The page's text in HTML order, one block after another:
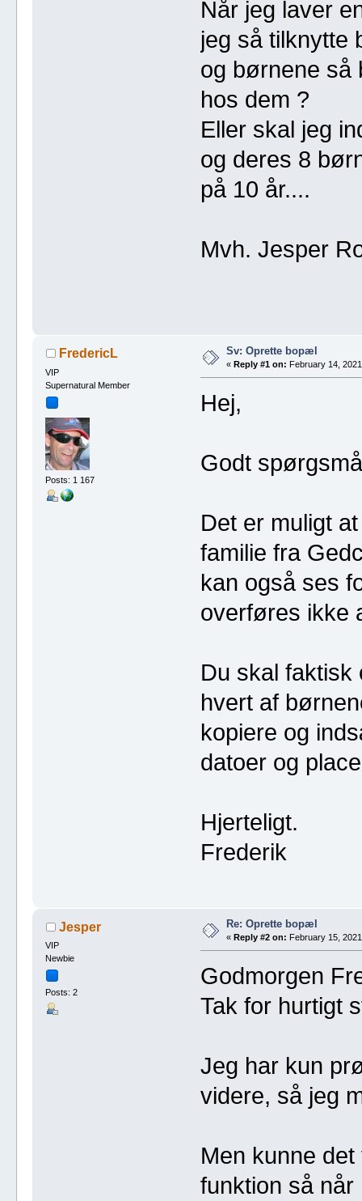
Når jeg laver
jeg så tilknytte
og børnene så
hos dem ?
Eller skal jeg
og deres 8
på 10 år....
Mvh. Jesper
FredericL
VIP
Supernatural Member
Posts: 1 167
Sv: Oprette bopæl
« Reply #1 on: February 14,
Hej,
Godt
Det er muligt
familie fra
kan også ses
overføres ikke
Du skal faktisk
hvert af
kopiere og
datoer og
Hjerteligt.
Frederik
Jesper
VIP
Newbie
Posts: 2
Re: Oprette bopæl
« Reply #2 on: February 15,
Godmorgen
Tak for hurtigt
Jeg har kun
videre, så jeg
Men kunne
funktion så når